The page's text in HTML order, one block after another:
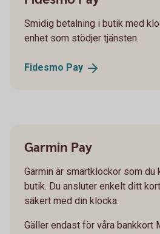
Smidig betalning i butik med
enhet som stödjer tjänsten.
Fidesmo Pay
Garmin Pay
Garmin är smartklockor som du
butik. Du ansluter enkelt ditt
säkert med din klocka.
Gäller endast för våra bankkort